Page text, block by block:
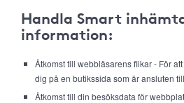
Handla Smart
information:
Åtkomst till webbläsarens flikar - För
dig på en butikssida som är ansluten
Åtkomst till din besöksdata för